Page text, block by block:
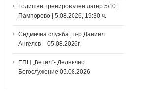
Годишен тренировъчен лагер 5/10 |
Пампорово | 5.08.2026, 19:30 ч.
Седмична служба | п-р Даниел
Ангелов – 05.08.2026г.
ЕПЦ „Ветил“- Делнично
Богослужение 05.08.2026